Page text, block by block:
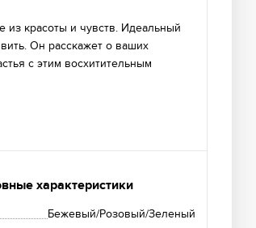
из красоты и чувств. Идеальный
Он расскажет о ваших
с этим восхитительным
характеристики
Бежевый/Розовый/Зеленый